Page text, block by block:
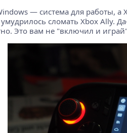
— система для работы,
сломать Xbox Ally.
Это вам не "включил и